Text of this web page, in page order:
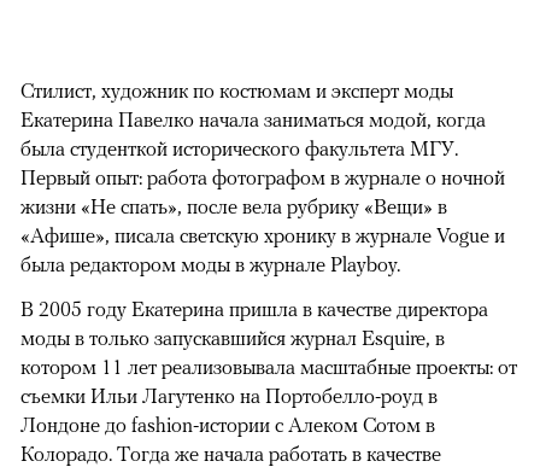
Стилист, художник по костюмам и эксперт моды
Екатерина Павелко начала заниматься модой, когда
была студенткой исторического факультета МГУ.
Первый опыт: работа фотографом в журнале о ночной
жизни «Не спать», после вела рубрику «Вещи» в
«Афише», писала светскую хронику в журнале Vogue и
была редактором моды в журнале Playboy.
В 2005 году Екатерина пришла в качестве директора
моды в только запускавшийся журнал Esquire, в
котором 11 лет реализовывала масштабные проекты: от
съемки Ильи Лагутенко на Портобелло-роуд в
Лондоне до fashion-истории с Алеком Сотом в
Колорадо. Тогда же начала работать в качестве